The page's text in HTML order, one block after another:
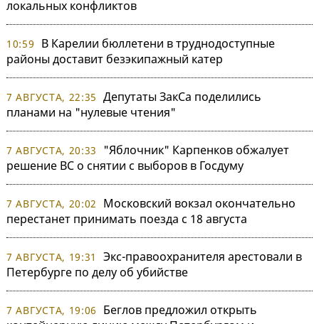
локальных конфликтов
10:59
В Карелии бюллетени в труднодоступные
районы доставит безэкипажный катер
7 АВГУСТА, 22:35 Депутаты ЗакСа поделились
планами на "нулевые чтения"
7 АВГУСТА, 20:33
"Яблочник" Карпенков обжалует
решение ВС о снятии с выборов в Госдуму
7 АВГУСТА, 20:02
Московский вокзал окончательно
перестанет принимать поезда с 18 августа
7 АВГУСТА, 19:31
Экс-правоохранителя арестовали в
Петербурге по делу об убийстве
7 АВГУСТА, 19:06
Беглов предложил открыть